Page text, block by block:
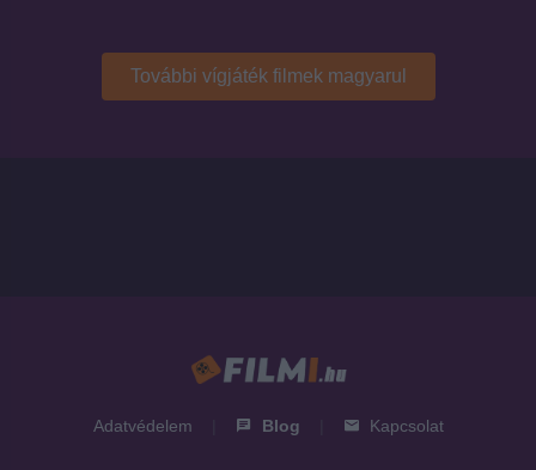
További vígjáték filmek magyarul
Adatvédelem Blog Kapcsolat